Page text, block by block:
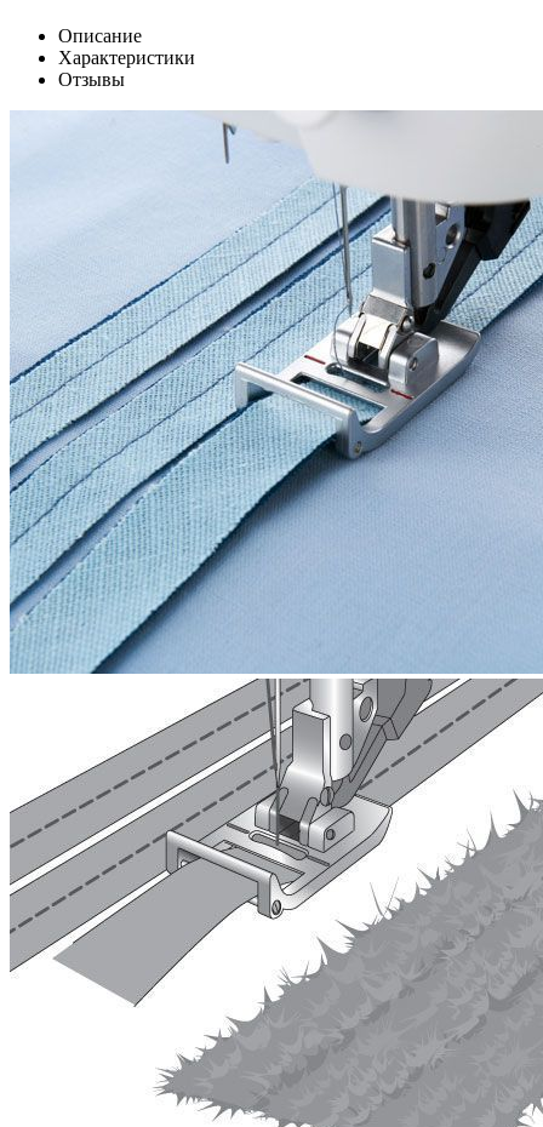
Описание
Характеристики
Отзывы